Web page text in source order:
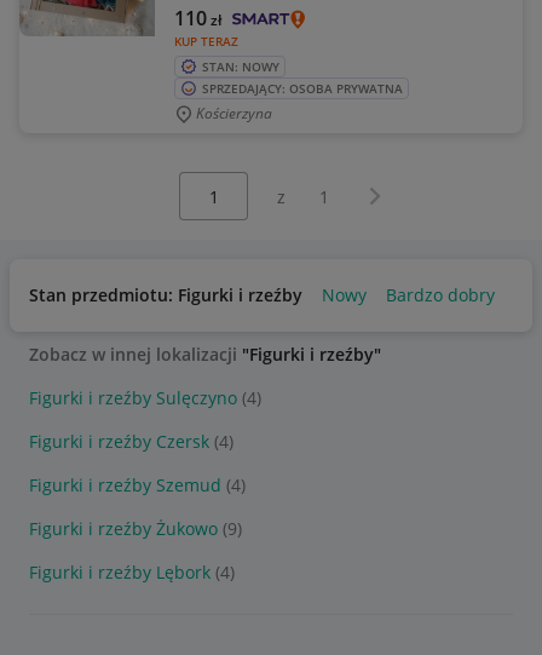
KUP TERAZ
110zł
STAN: NOWY
SPRZEDAJĄCY: OSOBA PRYWATNA
Kościerzyna
z 1 Następna strona
Stan przedmiotu: Figurki i rzeźby Nowy Bardzo dobry
Zobacz w innej lokalizacji "Figurki i rzeźby"
Figurki i rzeźby Sulęczyno (4)
Figurki i rzeźby Czersk (4)
Figurki i rzeźby Szemud (4)
Figurki i rzeźby Żukowo (9)
Figurki i rzeźby Lębork (4)